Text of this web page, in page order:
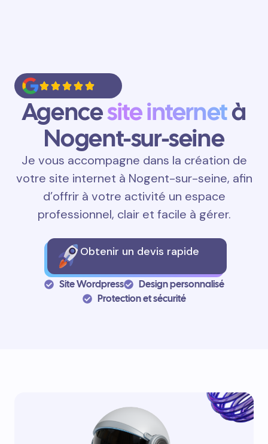
Agencesite internetà
Nogent-sur-seine
Je vous accompagne dans la création de
votre site internet à Nogent-sur-seine, afin
d’offrir à votre activité un espace
professionnel, clair et facile à gérer.
Obtenir un devis rapide
Site Wordpress
Design personnalisé
Protection et sécurité